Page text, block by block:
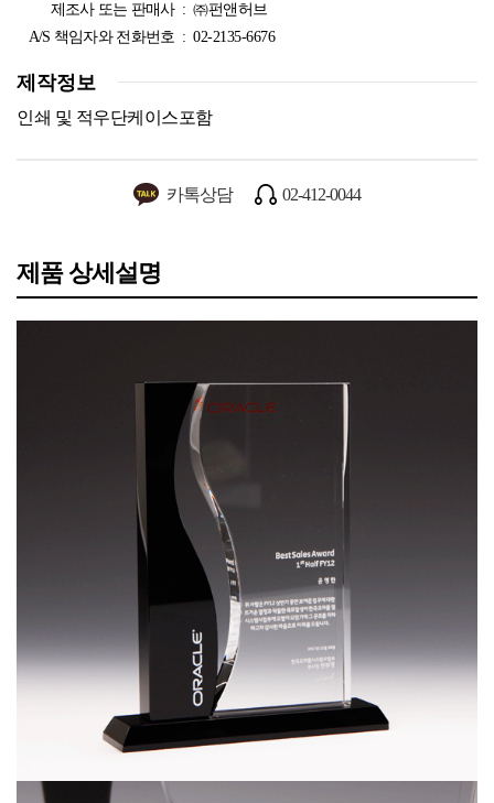
제조사 또는 판매사 : ㈜펀앤허브
A/S 책임자와 전화번호 : 02-2135-6676
제작정보
인쇄 및 적우단케이스포함
카톡상담 02-412-0044
제품 상세설명